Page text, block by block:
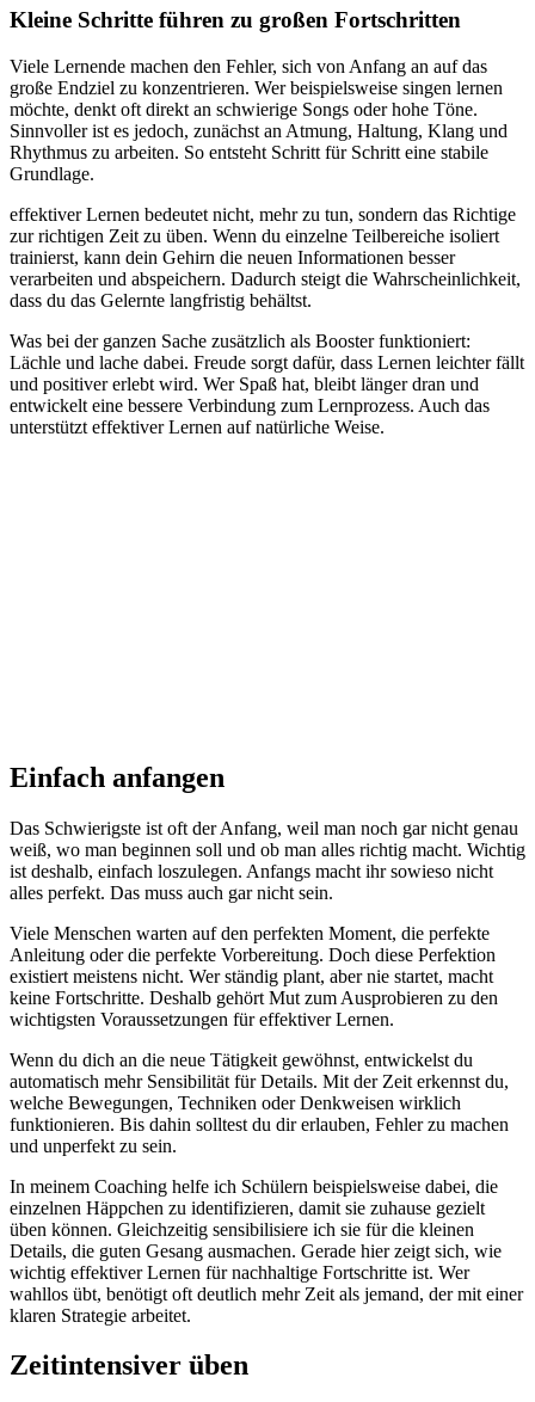
Kleine Schritte führen zu großen Fortschritten
Viele Lernende machen den Fehler, sich von Anfang an auf das
große Endziel zu konzentrieren. Wer beispielsweise singen lernen
möchte, denkt oft direkt an schwierige Songs oder hohe Töne.
Sinnvoller ist es jedoch, zunächst an Atmung, Haltung, Klang und
Rhythmus zu arbeiten. So entsteht Schritt für Schritt eine stabile
Grundlage.
effektiver Lernen bedeutet nicht, mehr zu tun, sondern das Richtige
zur richtigen Zeit zu üben. Wenn du einzelne Teilbereiche isoliert
trainierst, kann dein Gehirn die neuen Informationen besser
verarbeiten und abspeichern. Dadurch steigt die Wahrscheinlichkeit,
dass du das Gelernte langfristig behältst.
Was bei der ganzen Sache zusätzlich als Booster funktioniert:
Lächle und lache dabei. Freude sorgt dafür, dass Lernen leichter fällt
und positiver erlebt wird. Wer Spaß hat, bleibt länger dran und
entwickelt eine bessere Verbindung zum Lernprozess. Auch das
unterstützt effektiver Lernen auf natürliche Weise.
Einfach anfangen
Das Schwierigste ist oft der Anfang, weil man noch gar nicht genau
weiß, wo man beginnen soll und ob man alles richtig macht. Wichtig
ist deshalb, einfach loszulegen. Anfangs macht ihr sowieso nicht
alles perfekt. Das muss auch gar nicht sein.
Viele Menschen warten auf den perfekten Moment, die perfekte
Anleitung oder die perfekte Vorbereitung. Doch diese Perfektion
existiert meistens nicht. Wer ständig plant, aber nie startet, macht
keine Fortschritte. Deshalb gehört Mut zum Ausprobieren zu den
wichtigsten Voraussetzungen für effektiver Lernen.
Wenn du dich an die neue Tätigkeit gewöhnst, entwickelst du
automatisch mehr Sensibilität für Details. Mit der Zeit erkennst du,
welche Bewegungen, Techniken oder Denkweisen wirklich
funktionieren. Bis dahin solltest du dir erlauben, Fehler zu machen
und unperfekt zu sein.
In meinem Coaching helfe ich Schülern beispielsweise dabei, die
einzelnen Häppchen zu identifizieren, damit sie zuhause gezielt
üben können. Gleichzeitig sensibilisiere ich sie für die kleinen
Details, die guten Gesang ausmachen. Gerade hier zeigt sich, wie
wichtig effektiver Lernen für nachhaltige Fortschritte ist. Wer
wahllos übt, benötigt oft deutlich mehr Zeit als jemand, der mit einer
klaren Strategie arbeitet.
Zeitintensiver üben